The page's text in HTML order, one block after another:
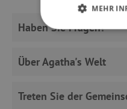
Haben Sie Fragen?
Über Agatha's Welt
Treten Sie der
MEHR
UNBEDINGT
TARGETING